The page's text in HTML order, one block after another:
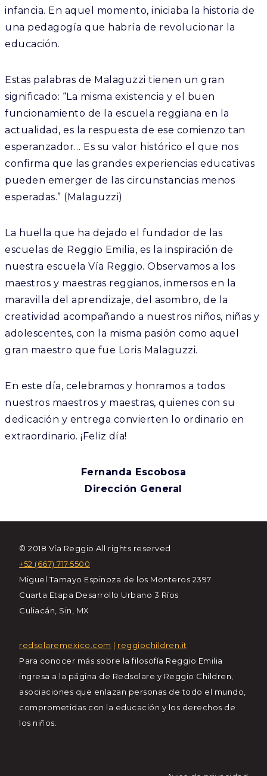
infancia. En aquel momento, iniciaba la historia de
una pedagogía que habría de revolucionar la
educación.
Estas palabras de Malaguzzi tienen un gran
significado: “La misma existencia y el buen
funcionamiento de la escuela reggiana en la
actualidad, es la respuesta de ese comienzo tan
esperanzador… Es su valor histórico el que nos
confirma que las grandes experiencias educativas
pueden emerger de las circunstancias menos
esperadas.” (Malaguzzi)
La huella que ha dejado el fundador de las
escuelas de Reggio Emilia, es la inspiración de
nuestra escuela Vía Reggio. Observamos a los
maestros y maestras reggianos, inmersos en la
maravilla del aprendizaje, del asombro, de la
creatividad acompañando a nuestros niños, niñas y
adolescentes, con la misma pasión como aquel
gran maestro que fue Loris Malaguzzi.
En este día, celebramos y honramos a todos
nuestros maestros y maestras, quienes con su
dedicación y entrega convierten lo ordinario en
extraordinario. ¡Feliz día!
Fernanda Escobosa
Dirección General
© 2018 Vía Reggio All rights reserved
+52 (667) 717·5500
Miguel Tamayo Espinoza de los Monteros 2397
Cuarta Etapa Desarrollo Urbano 3 Ríos
Culiacán, Sin, MX
redsolaremexico.com | reggiochildren.it
Para conocer más sobre la filosofía Reggio Emilia
ingresa a la página de Redsolare y Reggio Children,
asociaciones que enlazan personas de todo el mundo,
comprometidas con la educación y los derechos de
los niños.